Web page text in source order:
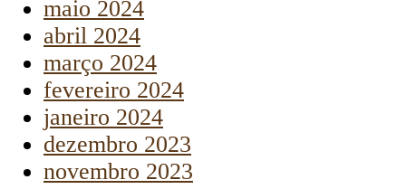
maio 2024
abril 2024
março 2024
fevereiro 2024
janeiro 2024
dezembro 2023
novembro 2023